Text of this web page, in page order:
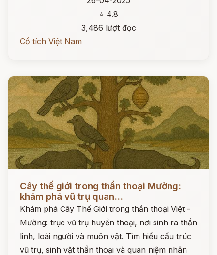
⭐ 4.8
3,486 lượt đọc
Cổ tích Việt Nam
Cây thế giới trong thần thoại Mường:
khám phá vũ trụ quan...
Khám phá Cây Thế Giới trong thần thoại Việt -
Mường: trục vũ trụ huyền thoại, nơi sinh ra thần
linh, loài người và muôn vật. Tìm hiểu cấu trúc
vũ trụ, sinh vật thần thoại và quan niệm nhân